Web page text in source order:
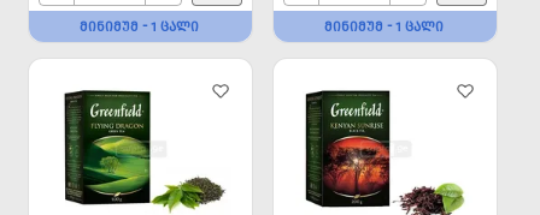
ᲛᲘᲜᲘᲛᲣᲛ - 1 ᲪᲐᲚᲘ ᲛᲘᲜᲘᲛᲣᲛ - 1 ᲪᲐᲚᲘ